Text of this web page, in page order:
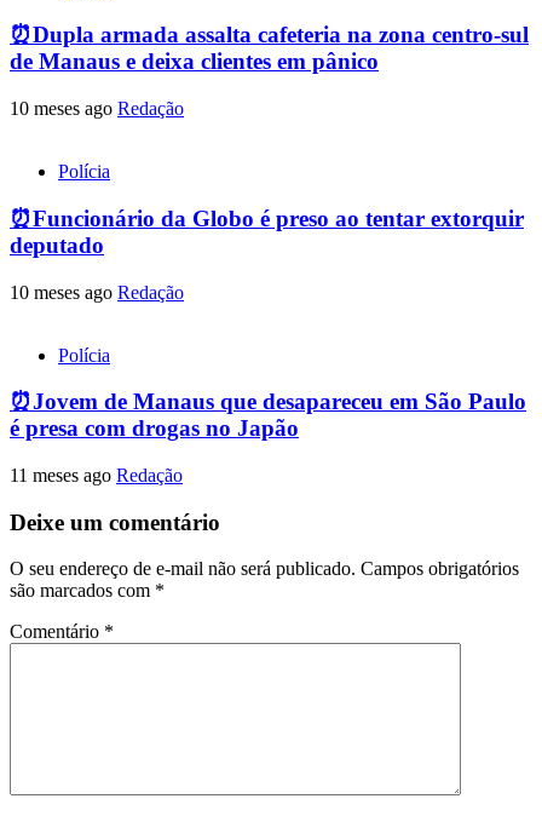
⏰Dupla armada assalta cafeteria na zona centro-sul
de Manaus e deixa clientes em pânico
10 meses ago Redação
Polícia
⏰Funcionário da Globo é preso ao tentar extorquir
deputado
10 meses ago Redação
Polícia
⏰Jovem de Manaus que desapareceu em São Paulo
é presa com drogas no Japão
11 meses ago Redação
Deixe um comentário
O seu endereço de e-mail não será publicado. Campos obrigatórios
são marcados com *
Comentário *